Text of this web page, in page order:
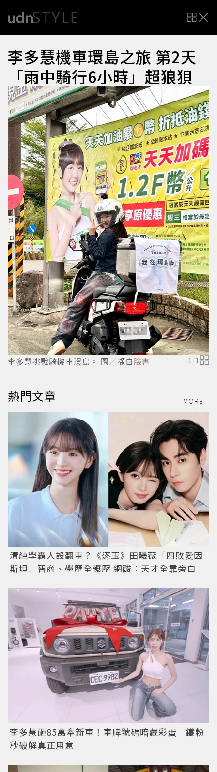
李多慧機車環島之旅 第2天
「雨中騎行6小時」超狼狽
李多慧挑戰騎機車環島。 圖／擷自臉書 1/1
熱門文章 MORE
清純學霸人設翻車？《逐玉》田曦薇「四敗愛因
斯坦」智商、學歷全輾壓 網酸：天才全靠旁白
李多慧砸85萬牽新車！車牌號碼暗藏彩蛋 鐵粉
秒破解真正用意